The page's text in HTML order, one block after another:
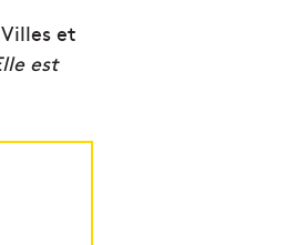
et
est